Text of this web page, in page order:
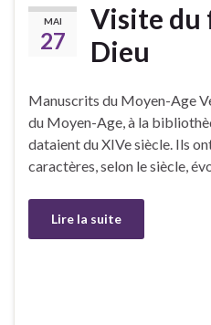
MAI
27
Visite du
Dieu
Manuscrits du Moyen-Age
du Moyen-Age, à la
dataient du XIVe siècle. Ils
caractères, selon le siècle,
Lire la suite